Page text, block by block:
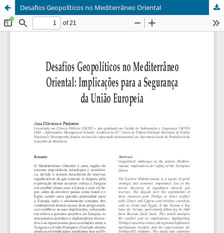
​Desafios Geopolíticos no Mediterrâneo Oriental